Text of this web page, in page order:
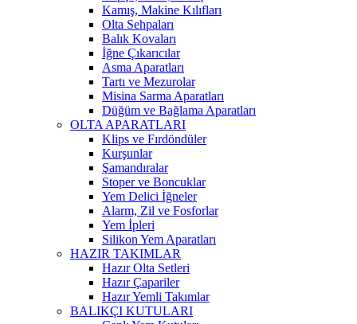
Kamış, Makine Kılıfları
Olta Sehpaları
Balık Kovaları
İğne Çıkarıcılar
Asma Aparatları
Tartı ve Mezurolar
Misina Sarma Aparatları
Düğüm ve Bağlama Aparatları
OLTA APARATLARI
Klips ve Fırdöndüler
Kurşunlar
Şamandıralar
Stoper ve Boncuklar
Yem Delici İğneler
Alarm, Zil ve Fosforlar
Yem İpleri
Silikon Yem Aparatları
HAZIR TAKIMLAR
Hazır Olta Setleri
Hazır Çapariler
Hazır Yemli Takımlar
BALIKÇI KUTULARI